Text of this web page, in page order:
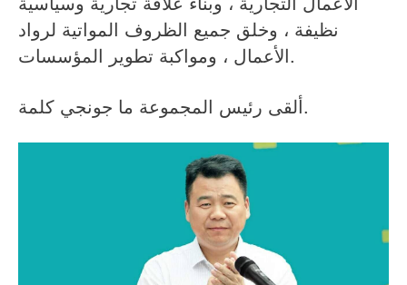
نظيفة ، وخلق جميع الظروف المواتية لرواد
الأعمال ، ومواكبة تطوير المؤسسات.
ألقى رئيس المجموعة ما جونجي كلمة.